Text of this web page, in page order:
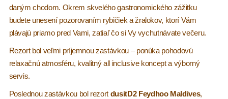
daným chodom. Okrem skvelého gastronomického zážitku
budete unesení pozorovaním rybičiek a žralokov, ktorí Vám
plávajú priamo pred Vami, zatiaľ čo si Vy vychutnávate večeru.
Rezort bol veľmi príjemnou zastávkou – ponúka pohodovú
relaxačnú atmosféru, kvalitný all inclusive koncept a výborný
servis.
Poslednou zastávkou bol rezort dusitD2 Feydhoo Maldives,